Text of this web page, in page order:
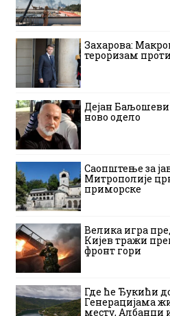
Захарова:
тероризам
Дејан
ново одело
Саопштење за
Митрополије
приморске
Велика игра
Кијев тражи
фронт гори
Где ће Ђукићи
Генерацијама
месту, Албанци